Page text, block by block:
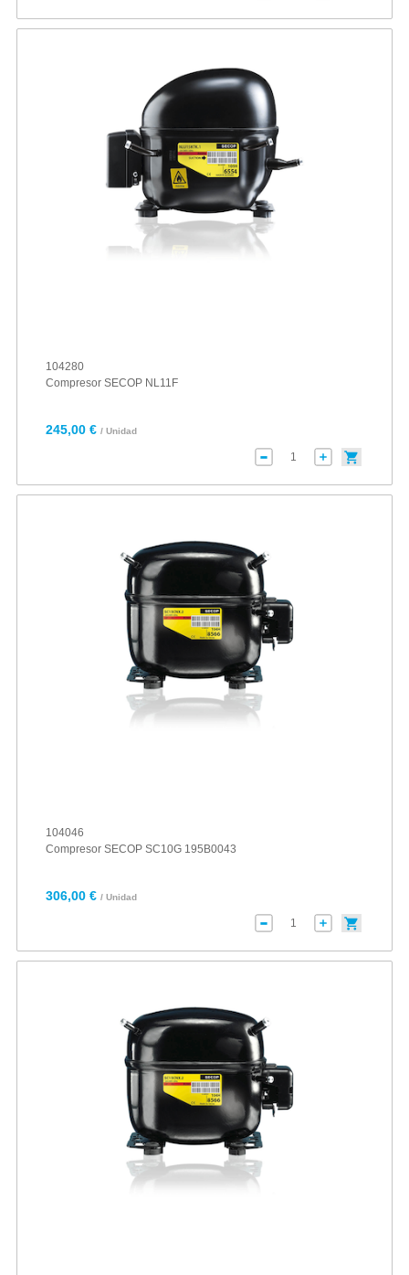
104280
Compresor SECOP NL11F
245,00 € / Unidad
104046
Compresor SECOP SC10G 195B0043
306,00 € / Unidad